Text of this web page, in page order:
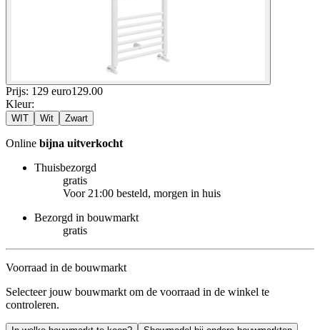
Prijs: 129 euro129.00
Kleur:
WIT Wit Zwart
Online bijna uitverkocht
Thuisbezorgd
gratis
Voor 21:00 besteld, morgen in huis
Bezorgd in bouwmarkt
gratis
Voorraad in de bouwmarkt
Selecteer jouw bouwmarkt om de voorraad in de winkel te
controleren.